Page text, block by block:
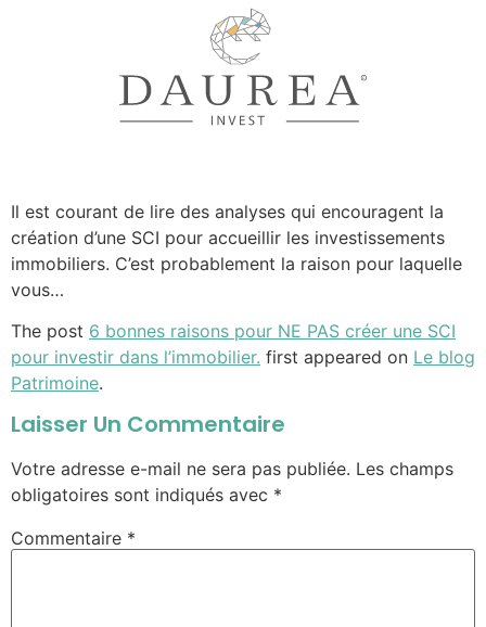
Il est courant de lire des analyses qui encouragent la
création d’une SCI pour accueillir les investissements
immobiliers. C’est probablement la raison pour laquelle
vous…
The post 6 bonnes raisons pour NE PAS créer une SCI
pour investir dans l’immobilier. first appeared on Le blog
Patrimoine.
Laisser Un Commentaire
Votre adresse e-mail ne sera pas publiée. Les champs
obligatoires sont indiqués avec *
Commentaire *